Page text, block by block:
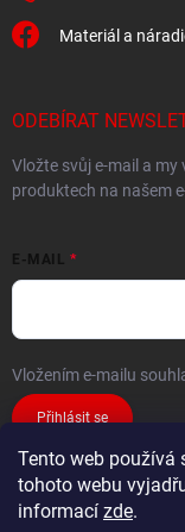
Tento web používá
tohoto webu
informací zde.
Materiál a
ODEBÍRAT
Vložte svůj e-mail a
produktech na našem
E-MAIL
Vložením e-mailu
Přihlásit se